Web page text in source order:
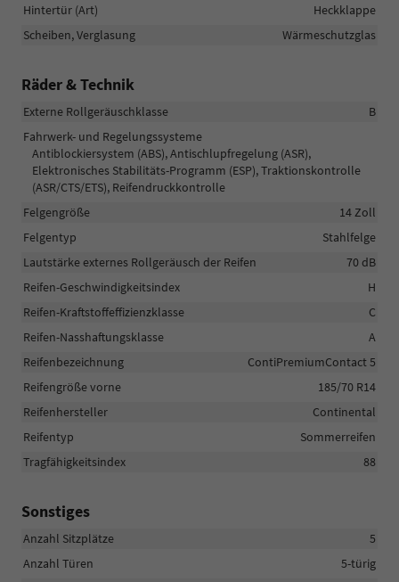
Hintertür (Art)
Heckklappe
Scheiben, Verglasung
Wärmeschutzglas
Räder & Technik
Externe Rollgeräuschklasse
B
Fahrwerk- und Regelungssysteme
Antiblockiersystem (ABS), Antischlupfregelung (ASR),
Elektronisches Stabilitäts-Programm (ESP), Traktionskontrolle
(ASR/CTS/ETS), Reifendruckkontrolle
Felgengröße
14 Zoll
Felgentyp
Stahlfelge
Lautstärke externes Rollgeräusch der Reifen
70 dB
Reifen-Geschwindigkeitsindex
H
Reifen-Kraftstoffeffizienzklasse
C
Reifen-Nasshaftungsklasse
A
Reifenbezeichnung
ContiPremiumContact 5
Reifengröße vorne
185/70 R14
Reifenhersteller
Continental
Reifentyp
Sommerreifen
Tragfähigkeitsindex
88
Sonstiges
Anzahl Sitzplätze
5
Anzahl Türen
5-türig